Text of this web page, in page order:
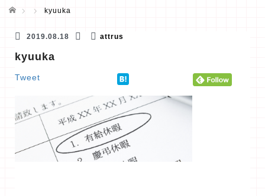
ホーム kyuuka
2019.08.18 attrus
kyuuka
Tweet